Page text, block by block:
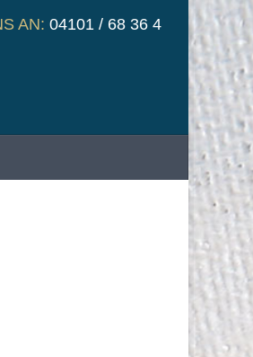
AN: 04101 / 68 36 4